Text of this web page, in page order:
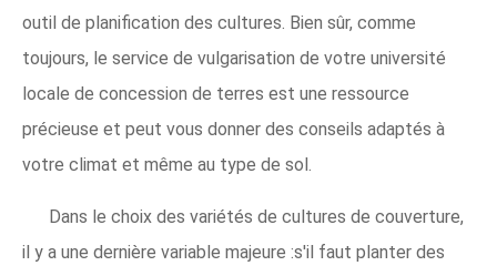
outil de planification des cultures. Bien sûr, comme
toujours, le service de vulgarisation de votre université
locale de concession de terres est une ressource
précieuse et peut vous donner des conseils adaptés à
votre climat et même au type de sol.
Dans le choix des variétés de cultures de couverture,
il y a une dernière variable majeure :s'il faut planter des